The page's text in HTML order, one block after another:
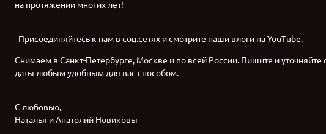
на протяжении многих лет!
Присоединяйтесь к нам в соц.сетях и смотрите наши влоги на YouTube.
Снимаем в Санкт-Петербурге, Москве и по всей России. Пишите и уточняйте
даты любым удобным для вас способом.
С любовью,
Наталья и Анатолий Новиковы